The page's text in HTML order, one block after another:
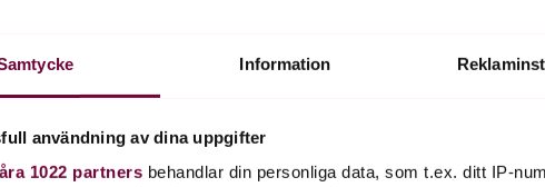
Information
användning av dina uppgifter
1022 partners behandlar din personliga data, som t.ex. ditt IP-